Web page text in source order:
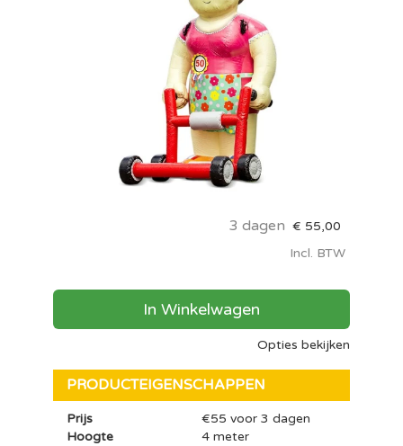
3 dagen € 55,00
Incl. BTW
In Winkelwagen
Opties bekijken
PRODUCTEIGENSCHAPPEN
Prijs
€55 voor 3 dagen
Hoogte
4 meter